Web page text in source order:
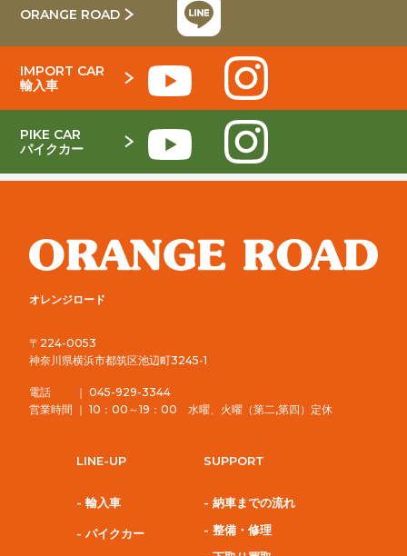
ORANGE ROAD
IMPORT CAR
輸入車
PIKE CAR
パイクカー
オレンジロード
〒224-0053
神奈川県横浜市都筑区池辺町3245-1
電話 ｜ 045-929-3344
営業時間 ｜ 10：00～19：00 水曜、火曜（第二,第四）定休
LINE-UP
- 輸入車
- パイクカー
SUPPORT
- 納車までの流れ
- 整備・修理